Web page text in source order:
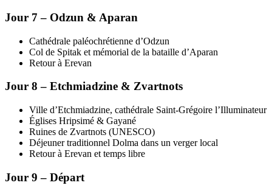
Jour 7 – Odzun & Aparan
Cathédrale paléochrétienne d’Odzun
Col de Spitak et mémorial de la bataille d’Aparan
Retour à Erevan
Jour 8 – Etchmiadzine & Zvartnots
Ville d’Etchmiadzine, cathédrale Saint-Grégoire l’Illuminateur
Églises Hripsimé & Gayané
Ruines de Zvartnots (UNESCO)
Déjeuner traditionnel Dolma dans un verger local
Retour à Erevan et temps libre
Jour 9 – Départ